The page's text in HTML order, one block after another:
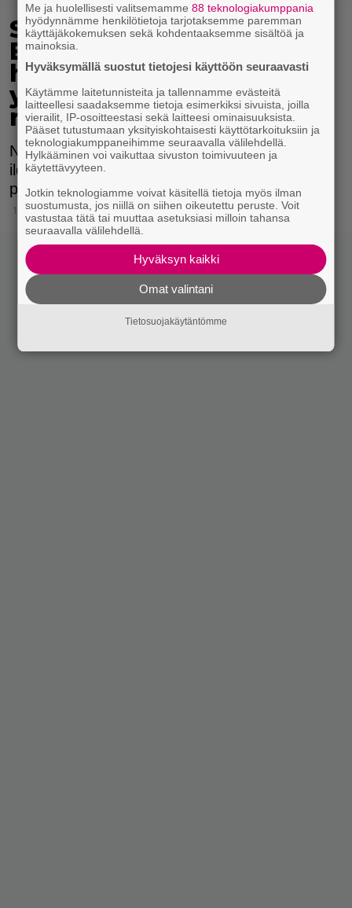
Salatut elämät -näyttelijä
Emma Nopanen saa
haastaa itseään töissä –
yksi kohtaus vaati
rutkasti taustatyötä
Nella Tammista näyttelevä Emma Nopanen
iloitsee, että merkittävään kohtaukseen
panostettiin.
18.8.2021 20:15
Me ja huolellisesti valitsemamme88 teknologiakumppania
hyödynnämme henkilötietoja tarjotaksemme paremman
käyttäjäkokemuksen sekä kohdentaaksemme sisältöä ja
mainoksia.
Hyväksymällä suostut tietojesi käyttöön seuraavasti
Käytämme laitetunnisteita ja tallennamme evästeitä
laitteellesi saadaksemme tietoja esimerkiksi sivuista, joilla
vierailit, IP-osoitteestasi sekä laitteesi ominaisuuksista.
Pääset tutustumaan yksityiskohtaisesti käyttötarkoituksiin ja
teknologiakumppaneihimme seuraavalla välilehdellä.
Hylkääminen voi vaikuttaa sivuston toimivuuteen ja
käytettävyyteen.
Jotkin teknologiamme voivat käsitellä tietoja myös ilman
suostumusta, jos niillä on siihen oikeutettu peruste. Voit
vastustaa tätä tai muuttaa asetuksiasi milloin tahansa
seuraavalla välilehdellä.
Hyväksyn kaikki
Omat valintani
Tietosuojakäytäntömme